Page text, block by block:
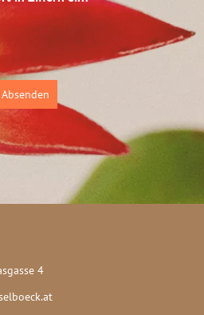
Absenden
4